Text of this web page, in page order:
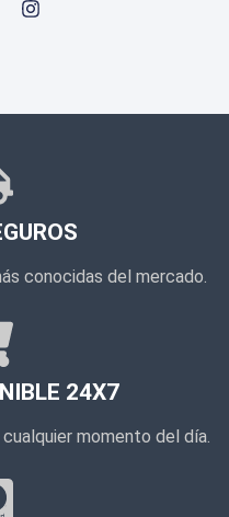
conocidas del mercado.
24X7
momento del día.